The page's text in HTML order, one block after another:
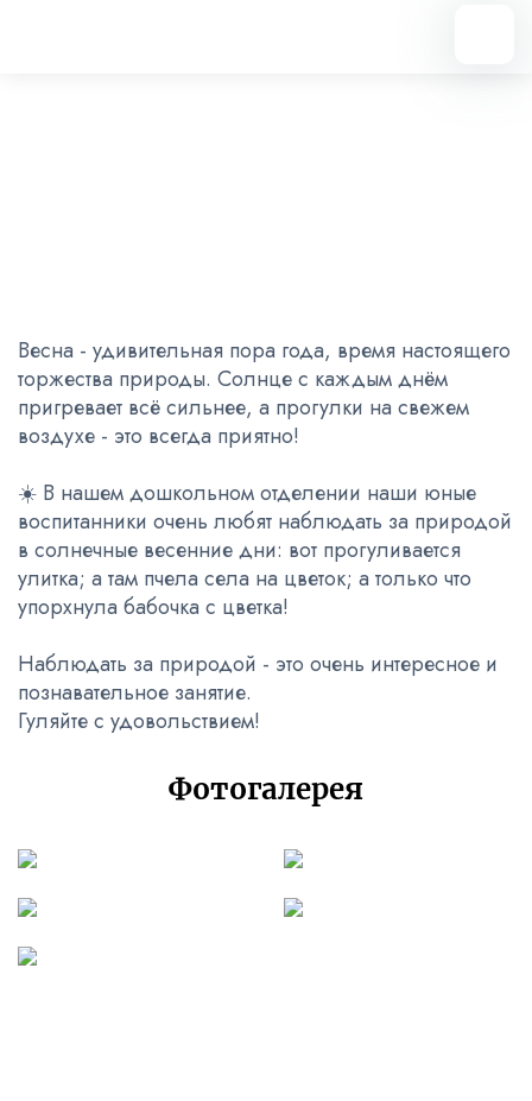
Весна - удивительная пора года, время настоящего
торжества природы. Солнце с каждым днём
пригревает всё сильнее, а прогулки на свежем
воздухе - это всегда приятно!
☀️ В нашем дошкольном отделении наши юные
воспитанники очень любят наблюдать за природой
в солнечные весенние дни: вот прогуливается
улитка; а там пчела села на цветок; а только что
упорхнула бабочка с цветка!
Наблюдать за природой - это очень интересное и
познавательное занятие.
Гуляйте с удовольствием!
Фотогалерея